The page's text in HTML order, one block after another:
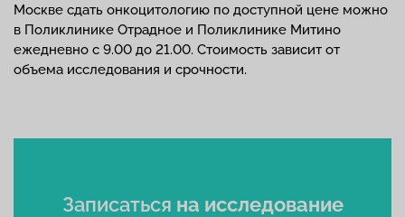
Москве сдать онкоцитологию по доступной цене можно
в Поликлинике Отрадное и Поликлинике Митино
ежедневно с 9.00 до 21.00. Стоимость зависит от
объема исследования и срочности.
Записаться на исследование